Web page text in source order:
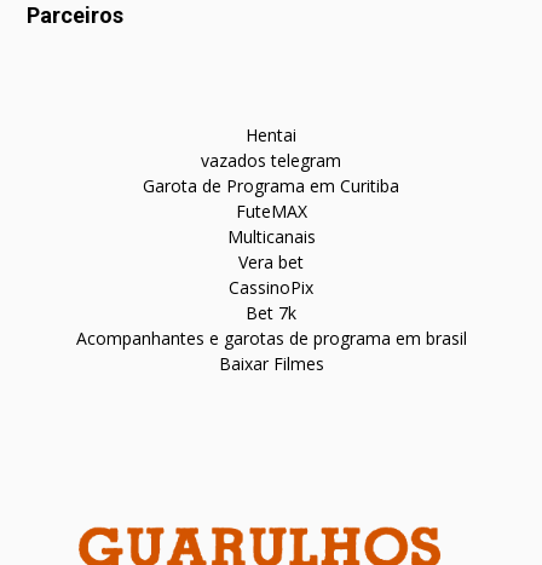
Parceiros
Hentai
vazados telegram
Garota de Programa em Curitiba
FuteMAX
Multicanais
Vera bet
CassinoPix
Bet 7k
Acompanhantes e garotas de programa em brasil
Baixar Filmes